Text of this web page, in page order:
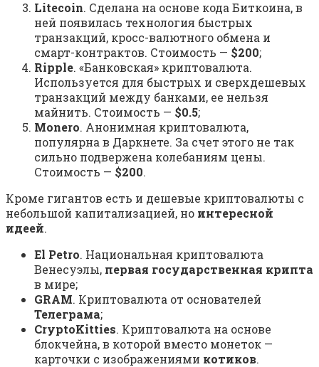
Litecoin. Сделана на основе кода Биткоина, в
ней появилась технология быстрых
транзакций, кросс-валютного обмена и
смарт-контрактов. Стоимость — $200;
Ripple. «Банковская» криптовалюта.
Используется для быстрых и сверхдешевых
транзакций между банками, ее нельзя
майнить. Стоимость — $0.5;
Monero. Анонимная криптовалюта,
популярна в Даркнете. За счет этого не так
сильно подвержена колебаниям цены.
Стоимость — $200.
Кроме гигантов есть и дешевые криптовалюты с
небольшой капитализацией, но интересной
идеей.
El Petro. Национальная криптовалюта
Венесуэлы, первая государственная крипта
в мире;
GRAM. Криптовалюта от основателей
Телеграма;
CryptoKitties. Криптовалюта на основе
блокчейна, в которой вместо монеток —
карточки с изображениями котиков.